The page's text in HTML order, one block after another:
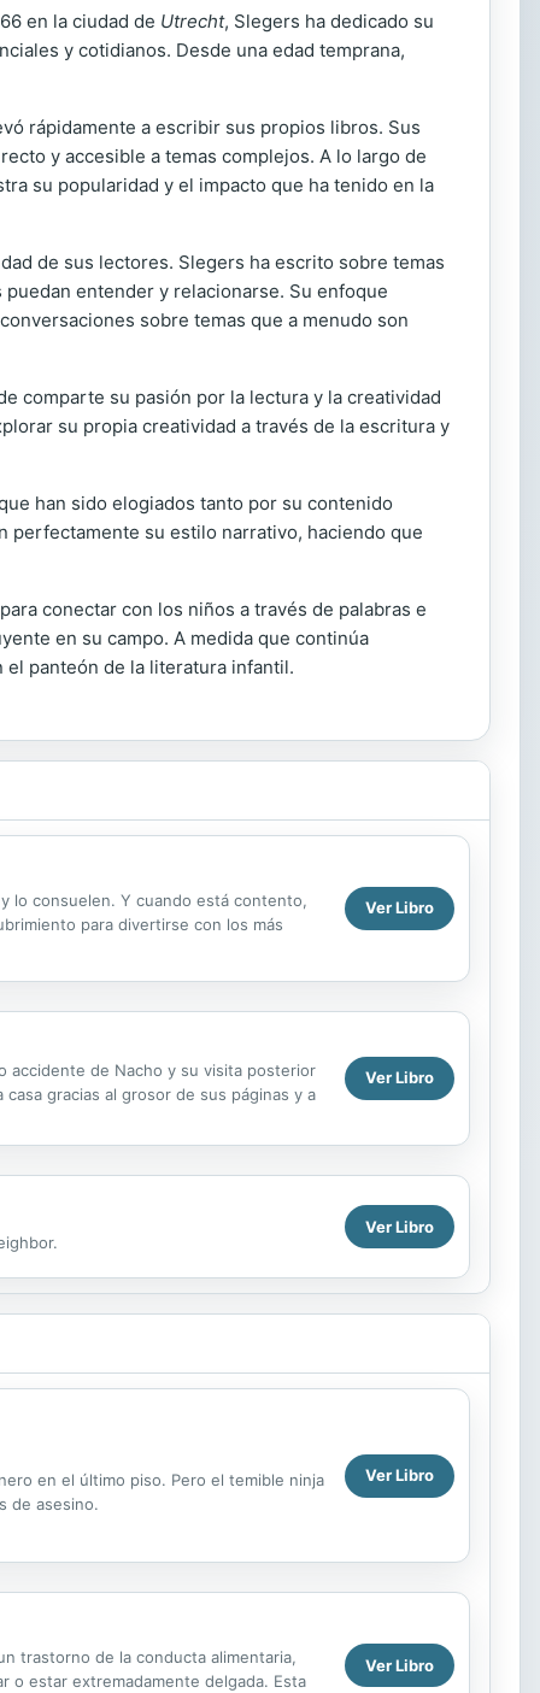
en la ciudad de Utrecht, Slegers ha dedicado su
y cotidianos. Desde una edad temprana,
rápidamente a escribir sus propios libros. Sus
y accesible a temas complejos. A lo largo de
su popularidad y el impacto que ha tenido en la
de sus lectores. Slegers ha escrito sobre temas
entender y relacionarse. Su enfoque
sobre temas que a menudo son
comparte su pasión por la lectura y la creatividad
su propia creatividad a través de la escritura y
han sido elogiados tanto por su contenido
perfectamente su estilo narrativo, haciendo que
conectar con los niños a través de palabras e
en su campo. A medida que continúa
panteón de la literatura infantil.
lo consuelen. Y cuando está contento,
para divertirse con los más
Ver Libro
accidente de Nacho y su visita posterior
gracias al grosor de sus páginas y a
Ver Libro
Ver Libro
en el último piso. Pero el temible ninja
de asesino.
Ver Libro
trastorno de la conducta alimentaria,
o estar extremadamente delgada. Esta
Ver Libro